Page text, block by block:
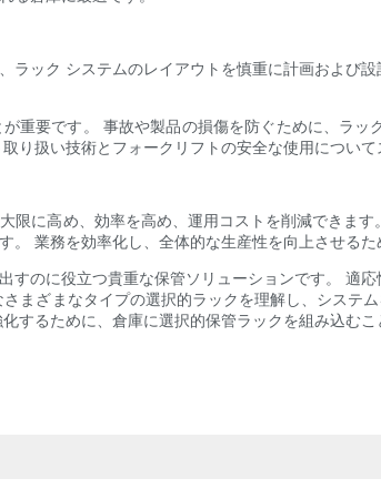
ック システムのレイアウトを慎重に計画および
重要です。 事故や製品の損傷を防ぐために、ラ
り扱い技術とフォークリフトの安全な使用について
限に高め、効率を高め、運用コストを削減できま
業務を効率化し、全体的な生産性を向上させる
のに役立つ貴重な保管ソリューションです。 適
まざまなタイプの選択的ラックを理解し、システ
るために、倉庫に選択的保管ラックを組み込むこ